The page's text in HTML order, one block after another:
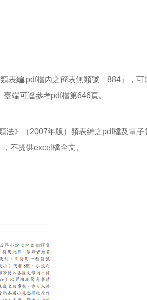
表編.pdf檔內之簡表無類號「884」，可
端可逕參考pdf檔第646頁。
法》（2007年版）類表編之pdf檔及電子
，不提供excel檔全文。